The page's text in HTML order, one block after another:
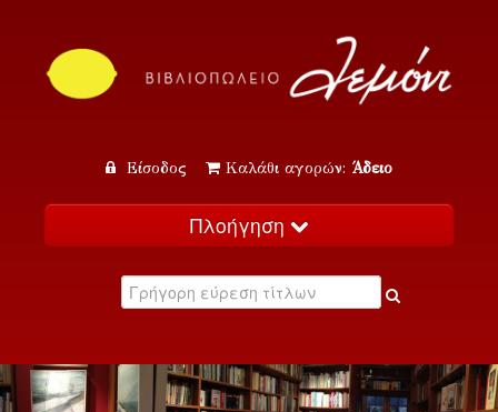
Είσοδος Καλάθι αγορών: Άδειο
Πλοήγηση
Κατάλογος
Εκδηλώσεις